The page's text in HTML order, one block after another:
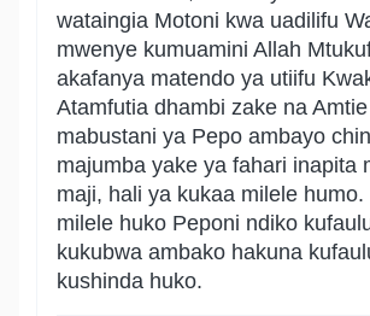
wataingia Motoni kwa uadilifu
mwenye kumuamini Allah
akafanya matendo ya utiifu
Atamfutia dhambi zake na
mabustani ya Pepo ambayo
majumba yake ya fahari inapita
maji, hali ya kukaa milele humo.
milele huko Peponi ndiko
kukubwa ambako hakuna
kushinda huko.